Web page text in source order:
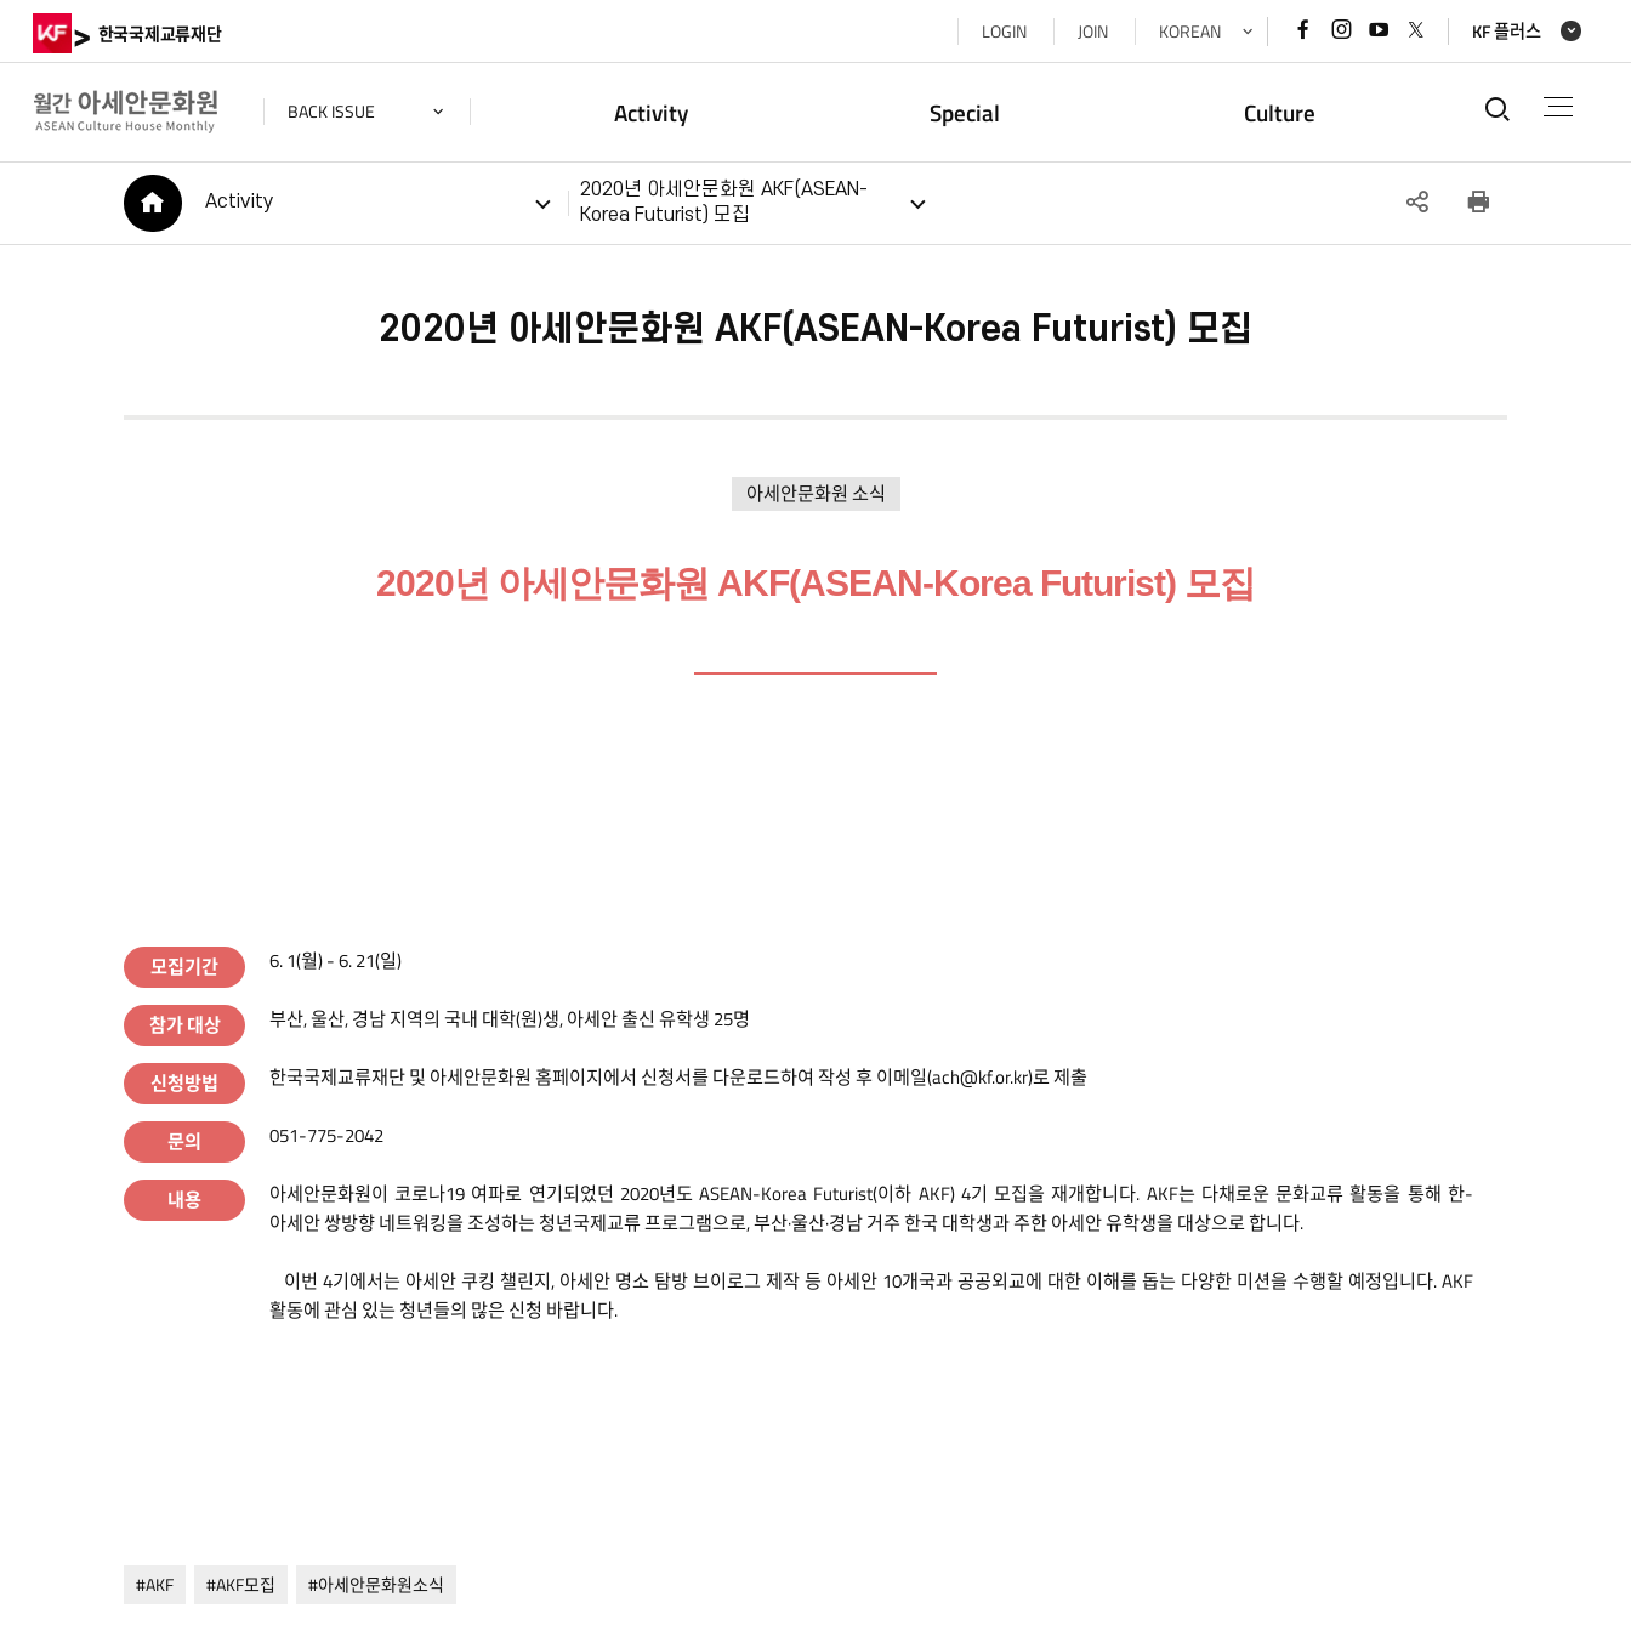
> 한국국제교류재단
BACK ISSUE
LOGIN JOIN KOREAN 페이스북
바로가기
인스타그램
바로가기
유튜브
바로가기
x(트위터)
바로가기
KF 플러스
Activity Special Culture 통합검
HOME
Activity
2020년 아세안문화원 AKF(ASEAN-
Korea Futurist) 모집
SNS
2020년 아세안문화원 AKF(ASEAN-Korea Futurist) 모집
아세안문화원 소식
2020년 아세안문화원 AKF(ASEAN-Korea Futurist) 모집
모집기간 6. 1(월) - 6. 21(일)
참가 대상 부산, 울산, 경남 지역의 국내 대학(원)생, 아세안 출신 유학생 25명
신청방법 한국국제교류재단 및 아세안문화원 홈페이지에서 신청서를 다운로드하여 작성 후 이메일(ach@kf.or.kr)로 제출
문의 051-775-2042
내용
아세안문화원이 코로나19 여파로 연기되었던 2020년도 ASEAN-Korea Futurist(이하 AKF) 4기 모집을 재개합니다. AKF는 다채로운 문화교류 활동을 통해 한-
아세안 쌍방향 네트워킹을 조성하는 청년국제교류 프로그램으로, 부산·울산·경남 거주 한국 대학생과 주한 아세안 유학생을 대상으로 합니다.
이번 4기에서는 아세안 쿠킹 챌린지, 아세안 명소 탐방 브이로그 제작 등 아세안 10개국과 공공외교에 대한 이해를 돕는 다양한 미션을 수행할 예정입니다. AKF
활동에 관심 있는 청년들의 많은 신청 바랍니다.
#AKF #AKF모집 #아세안문화원소식